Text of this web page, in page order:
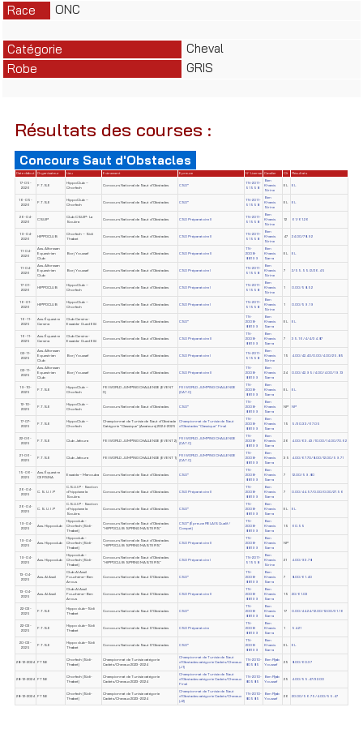
Race
ONC
Catégorie
Cheval
Robe
GRIS
Résultats des courses :
Concours Saut d'Obstacles
Date début Organisateur Lieu Evènement Epreuve N° License Cavalier Clt Résultats
17-05-
2026
F.T.S.E
HippoClub –
Chorfech
Concours National de Saut d'Obstacles CSO*
TN-2011-
51558
Ben
Khamis
Sirine
EL EL
16-05-
2026
F.T.S.E
HippoClub –
Chorfech
Concours National de Saut d'Obstacles CSO*
TN-2011-
51558
Ben
Khamis
Sirine
EL EL
26-04-
2026
CSUIP
Club CSUIP- La
Soukra
Concours National de Saut d'Obstacles CSO Préparatoire II
TN-2011-
51558
Ben
Khamis
Sirine
12 61/61.26
19-04-
2026
HIPPOCLUB
Chorfech – Sidi
Thabet
Concours National de Saut d'Obstacles CSO Préparatoire II
TN-2011-
51558
Ben
Khamis
Sirine
47 24.00/78.92
11-04-
2026
Ass. Alforssan
Equestrian
Club
Borj Youssef Concours National de Saut d'Obstacles CSO Préparatoire II
TN-
2008-
88199
Ben
Khamis
Sarra
EL EL
11-04-
2026
Ass. Alforssan
Equestrian
Club
Borj Youssef Concours National de Saut d'Obstacles CSO Préparatoire I
TN-2011-
51558
Ben
Khamis
Sirine
7 2/55.55/2/26.45
17-01-
2026
HIPPOCLUB
HippoClub –
Chorfech
Concours National de Saut d'Obstacles CSO Préparatoire I
TN-2011-
51558
Ben
Khamis
Sirine
1 0.00/58.52
16-01-
2026
HIPPOCLUB
HippoClub –
Chorfech
Concours National de Saut d'Obstacles CSO Préparatoire I
TN-2011-
51558
Ben
Khamis
Sirine
1 0.00/59.19
16-11-
2025
Ass. Équestre
Cersina
Club Cersina -
Essaida- Oued Ellil
Concours National de Saut d'Obstacles CSO*
TN-
2008-
88199
Ben
Khamis
Sarra
EL EL
16-11-
2025
Ass. Équestre
Cersina
Club Cersina -
Essaida- Oued Ellil
Concours National de Saut d'Obstacles CSO Préparatoire II
TN-
2008-
88199
Ben
Khamis
Sarra
7 35.16/4/4/34.87
02-11-
2025
Ass. Alforssan
Equestrian
Club
Borj Youssef Concours National de Saut d'Obstacles CSO Préparatoire I
TN-2011-
51558
Ben
Khamis
Sirine
15 4.00/42.40/0.00/4.00/25.85
02-11-
2025
Ass. Alforssan
Equestrian
Club
Borj Youssef Concours National de Saut d'Obstacles CSO Préparatoire II
TN-
2008-
88199
Ben
Khamis
Sarra
24 0.00/42.95/4.00/4.00/19.13
19-10-
2025
F.T.S.E
HippoClub –
Chorfech
FEI WORLD JUMPING CHALLENGE (EVENT
3)
FEI WORLD JUMPING CHALLENGE
(CAT.C)
TN-
2008-
88199
Ben
Khamis
Sarra
EL EL
12-10-
2025
F.T.S.E
HippoClub –
Chorfech
Concours National de Saut d'Obstacles CSO*
TN-
2008-
88199
Ben
Khamis
Sarra
NP NP
17-07-
2025
F.T.S.E
HippoClub –
Chorfech
Championnat de Tunisie de Saut d'Obstacle
Catégorie "Classique" (Amateurs) 2024-2025
Championnat de Tunisie de Saut
d'Obstacles "Classique" Final
TN-
2008-
88199
Ben
Khamis
Sarra
15 5/30.33/67.05
22-06-
2025
F.T.S.E Club Jafoura FEI WORLD JUMPING CHALLENGE (EVENT 2)
FEI WORLD JUMPING CHALLENGE
(CAT.C)
TN-
2008-
88199
Ben
Khamis
Sarra
26 4.00/63.43/10.00/14.00/70.62
21-06-
2025
F.T.S.E Club Jafoura FEI WORLD JUMPING CHALLENGE (EVENT 1)
FEI WORLD JUMPING CHALLENGE
(CAT.C)
TN-
2008-
88199
Ben
Khamis
Sarra
35 4.00/67.70/8.00/12.00/59.71
15-06-
2025
Ass. Équestre
CERSINA
Essaida – Manouba Concours National de Saut d'Obstacles CSO*
TN-
2008-
88199
Ben
Khamis
Sarra
7 12.00/59.80
26-04-
2025
C. S. U. I .P
C.S.U.I.P - Section
d'hippisme la
Soukra.
Concours National de Saut d'Obstacles CSO Préparatoire II
TN-
2008-
88199
Ben
Khamis
Sarra
7 0.00/44.57/0.00/0.00/27.56
26-04-
2025
C. S. U. I .P
C.S.U.I.P - Section
d'hippisme la
Soukra.
Concours National de Saut d'Obstacles CSO*
TN-
2008-
88199
Ben
Khamis
Sarra
EL EL
19-04-
2025
Ass. Hippoclub
Hippoclub -
Chorfech (Sidi-
Thabet)
Concours National de Saut d'Obstacles
"HIPPOCLUB SPRING MASTERS"
CSO* (Épreuve RELAIS Qualif /
Compet)
TN-
2008-
88199
Ben
Khamis
Sarra
15 60.55
19-04-
2025
Ass. Hippoclub
Hippoclub -
Chorfech (Sidi-
Thabet)
Concours National de Saut d'Obstacles
"HIPPOCLUB SPRING MASTERS"
CSO Préparatoire II
TN-
2008-
88199
Ben
Khamis
Sarra
NP
19-04-
2025
Ass. Hippoclub
Hippoclub -
Chorfech (Sidi-
Thabet)
Concours National de Saut d'Obstacles
"HIPPOCLUB SPRING MASTERS"
CSO Préparatoire I
TN-2011-
51558
Ben
Khamis
Sirine
21 4.00/93.78
13-04-
2025
Ass. Al Assil
Club Al Assil
Fouchéna–Ben
Arous
Concours National de Saut D'Obstacles CSO*
TN-
2008-
88199
Ben
Khamis
Sarra
7 8.00/61.40
13-04-
2025
Ass. Al Assil
Club Al Assil
Fouchéna–Ben
Arous
Concours National de Saut D'Obstacles CSO Préparatoire II
TN-
2008-
88199
Ben
Khamis
Sarra
15 20/61.03
22-03-
2025
F.T.S.E
Hippo club–Sidi
Thabet
Concours National de Saut D'Obstacles CSO*
TN-
2008-
88199
Ben
Khamis
Sarra
17 0.00/44.24/12.00/12.00/31.16
22-03-
2025
F.T.S.E
Hippo club–Sidi
Thabet
Concours National de Saut D'Obstacles CSO Préparatoire
TN-
2008-
88199
Ben
Khamis
Sarra
1 54.21
20-03-
2025
F.T.S.E
Hippo club–Sidi
Thabet
Concours National de Saut D'Obstacles CSO*
TN-
2008-
88199
Ben
Khamis
Sarra
EL EL
28-12-2024 FTSE
Chorfech (Sidi-
Thabet)
Championnat de Tunisie catégorie
Cadets/Chevaux 2023-2024
Championnat de Tunisie de Saut
d'Obstacles catégorie Cadets/Chevaux
(J1)
TN-2010-
80585
Ben Rjab
Youssef
25 8.00/60.37
28-12-2024 FTSE
Chorfech (Sidi-
Thabet)
Championnat de Tunisie catégorie
Cadets/Chevaux 2023-2024
Championnat de Tunisie de Saut
d'Obstacles catégorie Cadets/Chevaux
Final
TN-2010-
80585
Ben Rjab
Youssef
25 4.00/55.47/32.00
28-12-2024 FTSE
Chorfech (Sidi-
Thabet)
Championnat de Tunisie catégorie
Cadets/Chevaux 2023-2024
Championnat de Tunisie de Saut
d'Obstacles catégorie Cadets/Chevaux
(J2)
TN-2010-
80585
Ben Rjab
Youssef
26 20.00/56.75/4.00/55.47